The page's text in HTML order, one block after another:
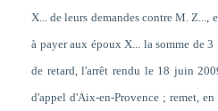
X... de leurs demandes contre M. Z...,
à payer aux époux X... la somme de
de retard, l'arrêt rendu le 18 juin
d'appel d'Aix-en-Provence ; remet,